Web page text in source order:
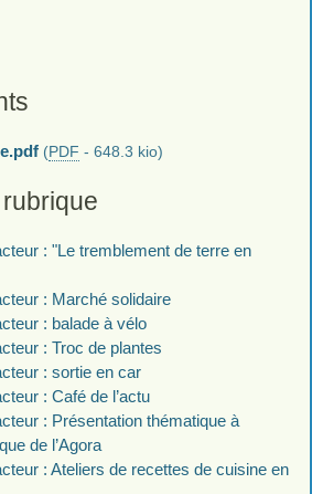
(PDF - 648.3 kio)
: "Le tremblement de terre en
: Marché solidaire
: balade à vélo
: Troc de plantes
: sortie en car
: Café de l’actu
: Présentation thématique à
de l’Agora
: Ateliers de recettes de cuisine en